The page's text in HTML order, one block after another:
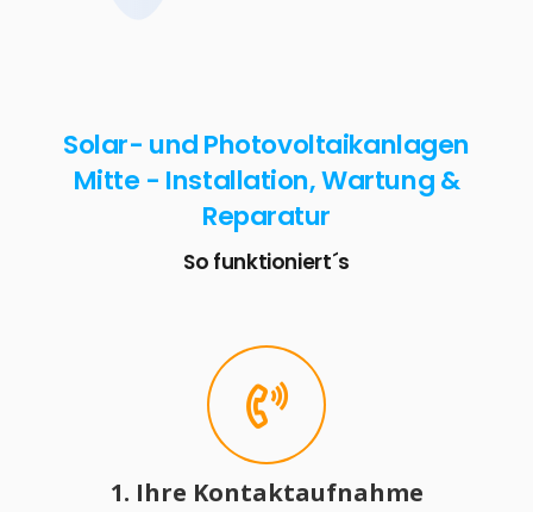
Solar- und Photovoltaikanlagen
Mitte - Installation, Wartung &
Reparatur
So funktioniert´s
1. Ihre Kontaktaufnahme